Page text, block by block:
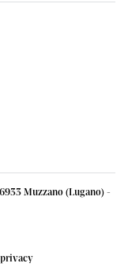
Muzzano (Lugano) -